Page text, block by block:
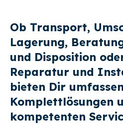
Ob Transport,
Lagerung,
und Disposition
Reparatur und
bieten Dir
Komplettlösungen
kompetenten